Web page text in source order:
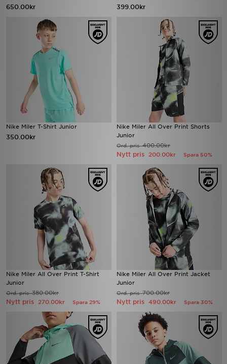
650.00kr 399.00kr
Nike Miler T-Shirt Junior
350.00kr
Nike Miler All Over Print Shorts
Junior
Ord. pris400.00kr
Nytt pris 200.00kr Spara 50%
Nike Miler All Over Print T-Shirt
Junior
Ord. pris380.00kr
Nytt pris 270.00kr Spara 29%
Nike Miler All Over Print Jacket
Junior
Ord. pris700.00kr
Nytt pris 490.00kr Spara 30%